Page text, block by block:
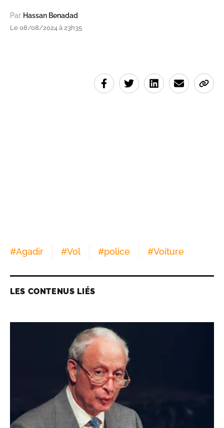
Par Hassan Benadad
Le 08/08/2024 à 23h35
#Agadir #Vol #police #Voiture
LES CONTENUS LIÉS